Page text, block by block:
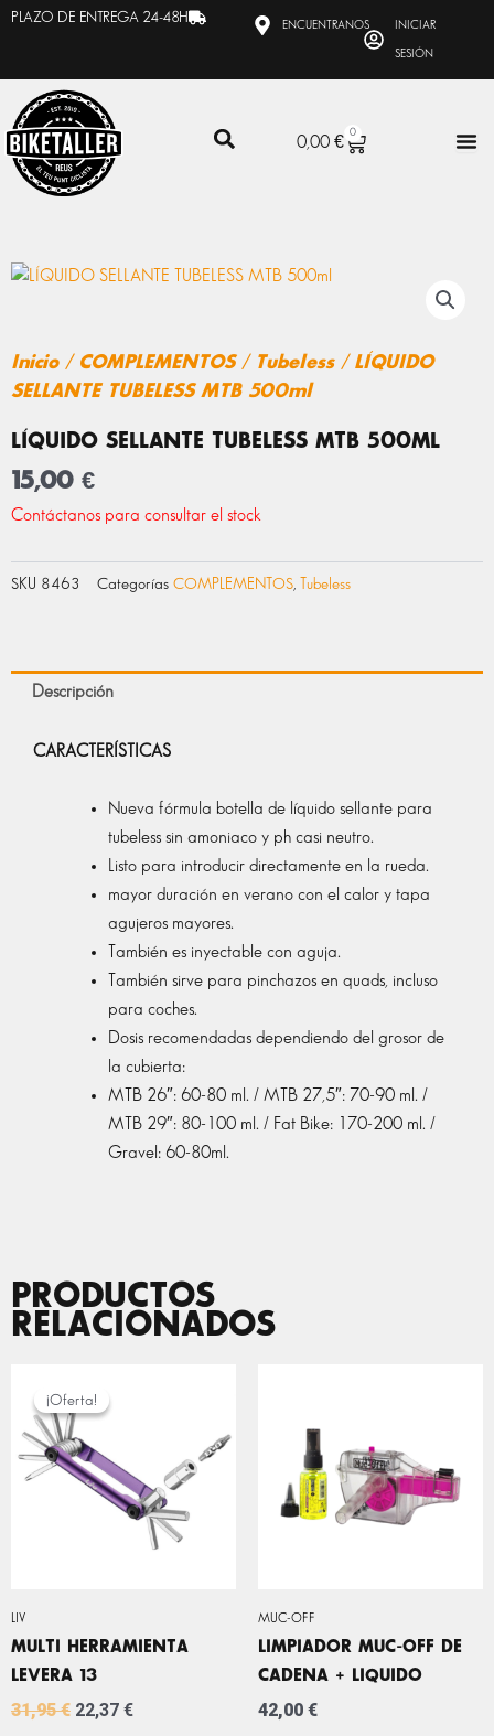
PLAZO DE ENTREGA 24-48H
ENCUENTRANOS INICIAR
SESIÓN
0,00€
0
CARRITO
Inicio/ COMPLEMENTOS/ Tubeless/ LÍQUIDO
SELLANTE TUBELESS MTB 500ml
LÍQUIDO SELLANTE TUBELESS MTB 500ML
15,00 €
Contáctanos para consultar el stock
SKU 8463 Categorías COMPLEMENTOS Tubeless
Descripción
CARACTERÍSTICAS
Nueva fórmula botella de líquido sellante para
tubeless sin amoniaco y ph casi neutro.
Listo para introducir directamente en la rueda.
mayor duración en verano con el calor y tapa
agujeros mayores.
También es inyectable con aguja.
También sirve para pinchazos en quads, incluso
para coches.
Dosis recomendadas dependiendo del grosor de
la cubierta:
MTB 26″: 60-80 ml. / MTB 27,5″: 70-90 ml. /
MTB 29″: 80-100 ml. / Fat Bike: 170-200 ml. /
Gravel: 60-80ml.
PRODUCTOS
RELACIONADOS
¡Oferta!
LIV
¡Oferta!
MULTI HERRAMIENTA
LEVERA 13
31,95€
PRECIO
ORIGINAL
ERA:
31,95 €.
22,37 €
22,37 €.
MUC-OFF
LIMPIADOR MUC-OFF DE
CADENA + LIQUIDO
42,00 €